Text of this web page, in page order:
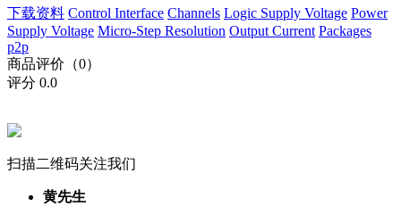
下载资料 Control Interface Channels Logic Supply Voltage Power
Supply Voltage Micro-Step Resolution Output Current Packages
p2p
商品评价（0）
评分 0.0
扫描二维码关注我们
黄先生